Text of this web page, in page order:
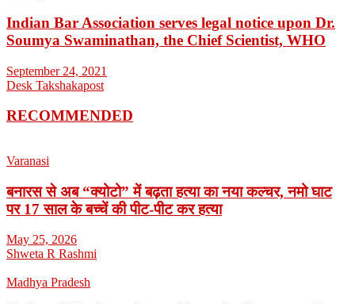
Indian Bar Association serves legal notice upon Dr.
Soumya Swaminathan, the Chief Scientist, WHO
September 24, 2021
Desk Takshakapost
RECOMMENDED
Varanasi
बनारस से अब “क्योटो” में बढ़ता हत्या का नया कल्चर, नमो घाट
पर 17 साल के बच्चें की पीट-पीट कर हत्या
May 25, 2026
Shweta R Rashmi
Madhya Pradesh